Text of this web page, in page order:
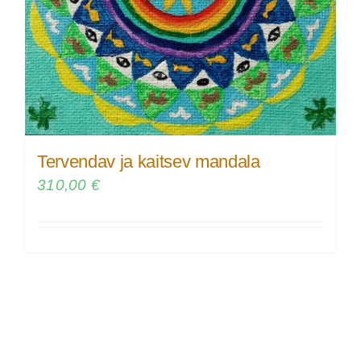
Tervendav ja kaitsev mandala
310,00 €